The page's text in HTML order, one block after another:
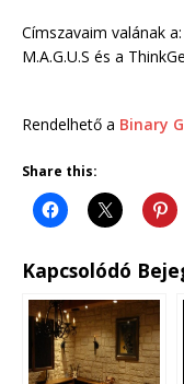
Címszavaim valának
M.A.G.U.S és a
Rendelhető a Binary
Share this:
Kapcsolódó